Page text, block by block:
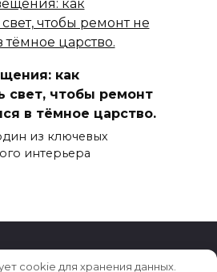
как
свет, чтобы ремонт
в тёмное царство.
из ключевых
интерьера
cookie для хранения данных.